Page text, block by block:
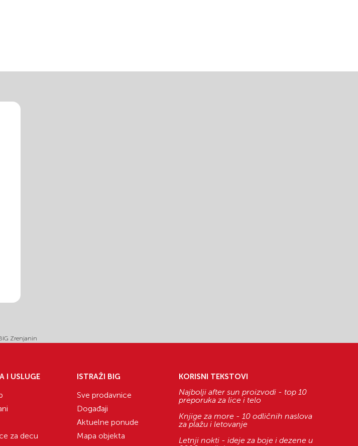
I USLUGE
za decu
ISTRAŽI BIG
Sve prodavnice
Događaji
Aktuelne ponude
Mapa objekta
KORISNI TEKSTOVI
Najbolji after sun proizvodi - top 10
preporuka za lice i telo
Knjige za more - 10 odličnih naslova
za plažu i letovanje
Letnji nokti - ideje za boje i dezene u